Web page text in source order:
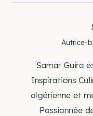
Autrice-
Samar Guira
Inspirations
algérienne et
Passionnée